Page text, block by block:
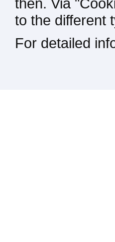
to the different
For detailed